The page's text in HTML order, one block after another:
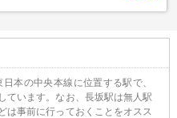
本の中央本線に位置する駅で、
ています。なお、長坂駅は無人駅
は事前に行っておくことをオスス